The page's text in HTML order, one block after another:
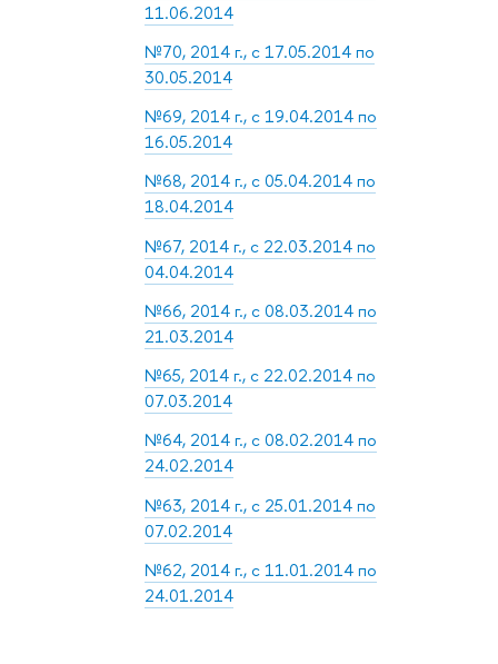
11.06.2014
№70, 2014 г., с 17.05.2014 по
30.05.2014
№69, 2014 г., с 19.04.2014 по
16.05.2014
№68, 2014 г., с 05.04.2014 по
18.04.2014
№67, 2014 г., с 22.03.2014 по
04.04.2014
№66, 2014 г., с 08.03.2014 по
21.03.2014
№65, 2014 г., с 22.02.2014 по
07.03.2014
№64, 2014 г., с 08.02.2014 по
24.02.2014
№63, 2014 г., с 25.01.2014 по
07.02.2014
№62, 2014 г., с 11.01.2014 по
24.01.2014